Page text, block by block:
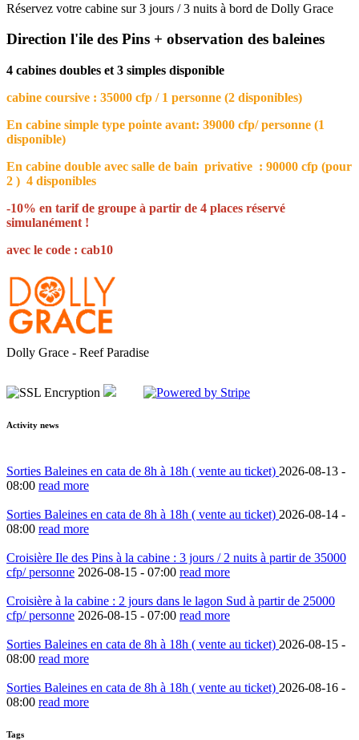
Réservez votre cabine sur 3 jours / 3 nuits à bord de Dolly Grace
Direction l'ile des Pins + observation des baleines
4 cabines doubles et 3 simples disponible
cabine coursive : 35000 cfp / 1 personne (2 disponibles)
En cabine simple type pointe avant: 39000 cfp/ personne (1
disponible)
En cabine double avec salle de bain privative : 90000 cfp (pour
2 ) 4 disponibles
-10% en tarif de groupe à partir de 4 places réservé
simulanément !
avec le code : cab10
Dolly Grace - Reef Paradise
Activity news
Sorties Baleines en cata de 8h à 18h ( vente au ticket) 2026-08-13 -
08:00 read more
Sorties Baleines en cata de 8h à 18h ( vente au ticket) 2026-08-14 -
08:00 read more
Croisière Ile des Pins à la cabine : 3 jours / 2 nuits à partir de 35000
cfp/ personne 2026-08-15 - 07:00 read more
Croisière à la cabine : 2 jours dans le lagon Sud à partir de 25000
cfp/ personne 2026-08-15 - 07:00 read more
Sorties Baleines en cata de 8h à 18h ( vente au ticket) 2026-08-15 -
08:00 read more
Sorties Baleines en cata de 8h à 18h ( vente au ticket) 2026-08-16 -
08:00 read more
Tags